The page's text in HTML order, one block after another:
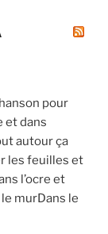
pour
et dans
autour ça
les feuilles et
l’ocre et
murDans le